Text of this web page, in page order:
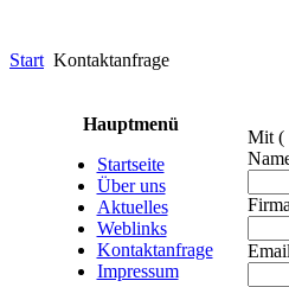
Start Kontaktanfrage
Hauptmenü
Startseite
Über uns
Aktuelles
Weblinks
Kontaktanfrage
Impressum
Mit (
Firma
Email